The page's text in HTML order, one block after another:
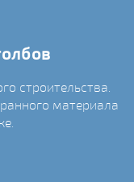
строительства.
материала